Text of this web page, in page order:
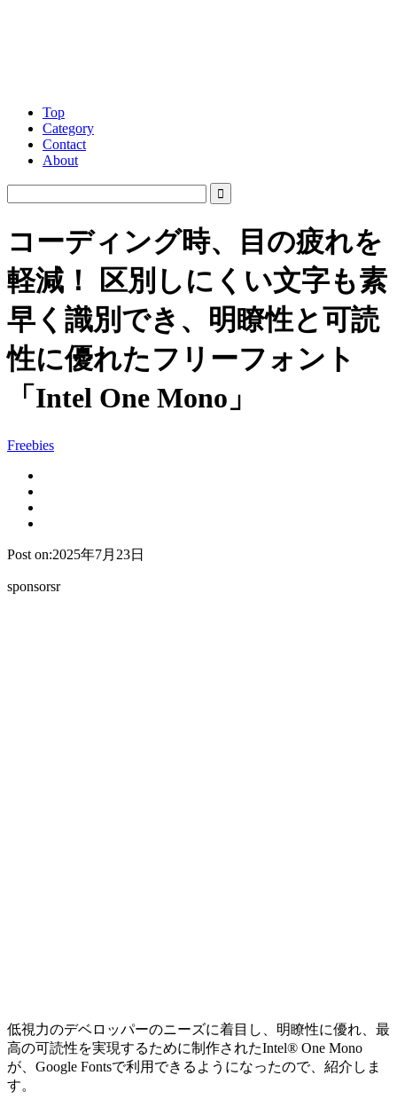
Top
Category
Contact
About
コーディング時、目の疲れを
軽減！ 区別しにくい文字も素
早く識別でき、明瞭性と可読
性に優れたフリーフォント
「Intel One Mono」
Freebies
Post on:2025年7月23日
sponsorsr
低視力のデベロッパーのニーズに着目し、明瞭性に優れ、最
高の可読性を実現するために制作されたIntel® One Mono
が、Google Fontsで利用できるようになったので、紹介しま
す。